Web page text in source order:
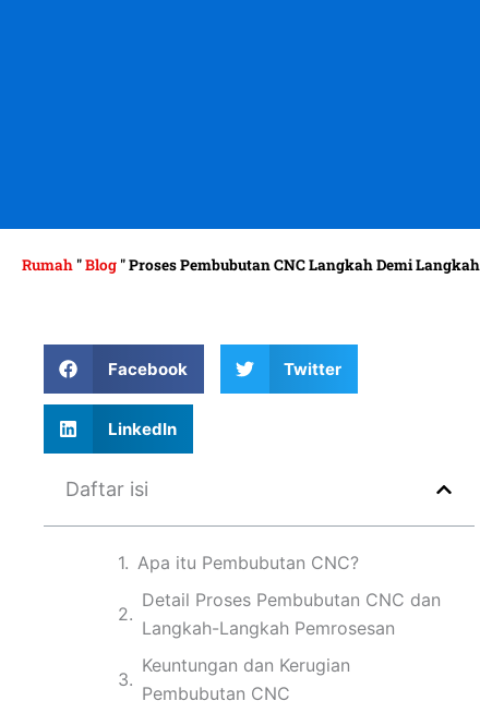
Rumah "Blog "Proses Pembubutan CNC Langkah Demi
Facebook Twitter
LinkedIn
Daftar isi
Apa itu Pembubutan CNC?
Detail Proses Pembubutan CNC dan
Langkah-Langkah Pemrosesan
Keuntungan dan Kerugian
Pembubutan CNC